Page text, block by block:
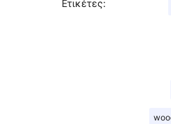
Ετικέτες: